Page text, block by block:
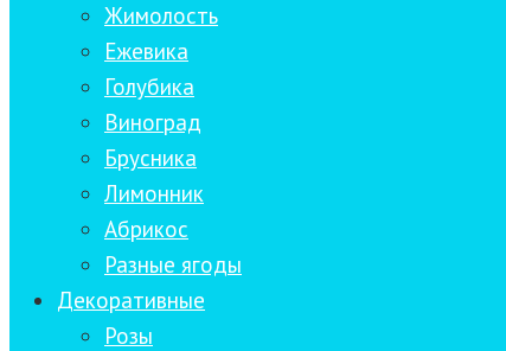
Жимолость
Ежевика
Голубика
Виноград
Брусника
Лимонник
Абрикос
Разные ягоды
Декоративные
Розы